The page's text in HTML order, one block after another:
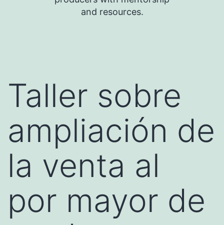
and resources.
Taller sobre
ampliación de
la venta al
por mayor de